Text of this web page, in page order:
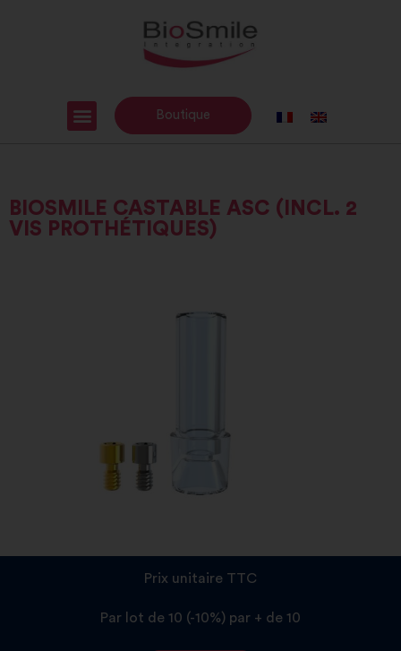
Boutique
BIOSMILE CASTABLE ASC (INCL. 2
VIS PROTHÉTIQUES)
Prix unitaire TTC
Par lot de 10 (-10%) par + de 10